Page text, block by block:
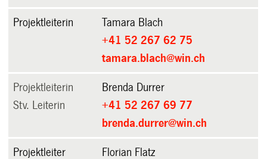
Projektleiterin
Tamara Blach
+41 52 267 62 75
tamara.blach@win.ch
Projektleiterin
Stv. Leiterin
Brenda Durrer
+41 52 267 69 77
brenda.durrer@win.ch
Projektleiter
Florian Flatz